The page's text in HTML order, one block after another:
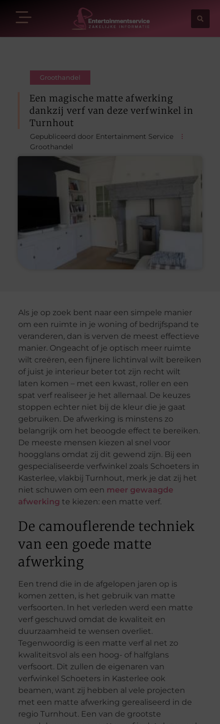
Groothandel
Een magische matte afwerking
dankzij verf van deze verfwinkel in
Turnhout
Gepubliceerd door Entertainment Service
Groothandel
Als je op zoek bent naar een simpele manier
om een ruimte in je woning of bedrijfspand te
veranderen, dan is verven de meest effectieve
manier. Ongeacht of je optisch meer ruimte
wilt creëren, een fijnere lichtinval wilt bereiken
of juist je interieur beter tot zijn recht wilt
laten komen – met een kwast, roller en een
spat verf realiseer je het allemaal. De keuzes
stoppen echter niet bij de kleur die je gaat
gebruiken. De afwerking is minstens zo
belangrijk om het beoogde effect te bereiken.
De meeste mensen kiezen al snel voor
hoogglans omdat zij dit gewend zijn. Bij een
gespecialiseerde verfwinkel zoals Schoeters in
Kasterlee, vlakbij Turnhout, merk je dat zij het
niet schuwen om een meer gewaagde
afwerking te kiezen: een matte verf.
De camouflerende techniek
van een goede matte
afwerking
Een trend die in de afgelopen jaren op is
komen zetten, is het gebruik van matte
verfsoorten. In het verleden werd een matte
verf geschuwd omdat de kwaliteit en
duurzaamheid te wensen overliet.
Tegenwoordig is een matte verf al net zo
kwaliteitsvol als een hoog- of halfglans
verfsoort. Dit zullen de eigenaren van
verfwinkel Schoeters in Kasterlee ook
beamen, want zij hebben al vele projecten
met een matte afwerking gerealiseerd in de
regio Turnhout. Een van de grootste